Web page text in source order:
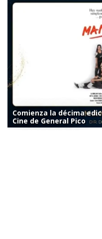
Comienza la décima
Cine de General Pico